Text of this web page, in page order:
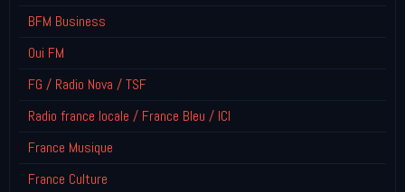
BFM Business
Oui FM
FG / Radio Nova / TSF
Radio france locale / France Bleu / ICI
France Musique
France Culture